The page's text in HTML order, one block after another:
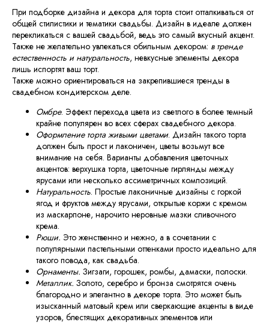
При подборке дизайна и декора для торта стоит отталкиваться от
общей стилистики и тематики свадьбы. Дизайн в идеале должен
перекликаться с вашей свадьбой, ведь это самый вкусный акцент.
Также не желательно увлекаться обильным декором: в тренде
естественность и натуральность, невкусные элементы декора
лишь испортят ваш торт.
Также можно ориентироваться на закрепившиеся тренды в
свадебном кондитерском деле.
Омбре. Эффект перехода цвета из светлого в более темный
крайне популярен во всех сферах свадебного декора.
Оформление торта живыми цветами. Дизайн такого торта
должен быть прост и лаконичен, цветы возьмут все
внимание на себя. Варианты добавления цветочных
акцентов: верхушка торта, цветочные гирлянды между
ярусами или несколько ассиметричных композиций.
Натуральность. Простые лаконичные дизайны с горкой
ягод и фруктов между ярусами, открытые коржи с кремом
из маскарпоне, нарочито неровные мазки сливочного
крема.
Рюши. Это женственно и нежно, а в сочетании с
популярными пастельными оттенками просто идеально для
такого повода, как свадьба.
Орнаменты. Зигзаги, горошек, ромбы, дамаски, полоски.
Металлик. Золото, серебро и бронза смотрятся очень
благородно и элегантно в декоре торта. Это может быть
изысканный матовый крем или сверкающие акценты в виде
узоров, блестящих декоративных элементов или